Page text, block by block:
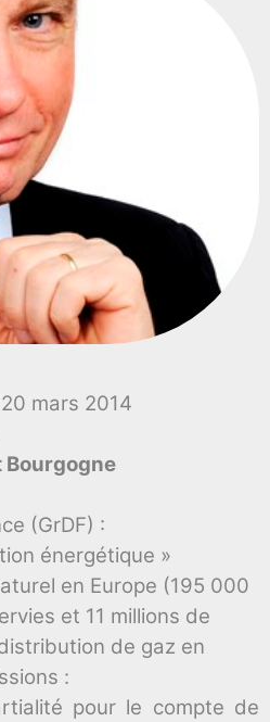
mars 2014
Bourgogne
(GrDF) :
énergétique »
en Europe (195 000
et 11 millions de
de gaz en
:
pour le compte de